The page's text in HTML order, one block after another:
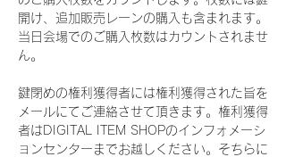
開け、追加販売レーンの購入も含まれます。
当日会場でのご購入枚数はカウントされませ
ん。
鍵閉めの権利獲得者には権利獲得された旨を
メールにてご連絡させて頂きます。権利獲得
者はDIGITAL ITEM SHOPのインフォメーシ
ョンセンターまでお越しください。そちらに